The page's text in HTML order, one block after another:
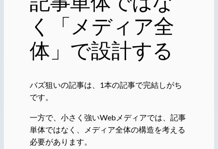
く「メディア全
体」で設計する
バズ狙いの記事は、1本の記事で完結しがち
です。
一方で、小さく強いWebメディアでは、記事
単体ではなく、メディア全体の構造を考える
必要があります。